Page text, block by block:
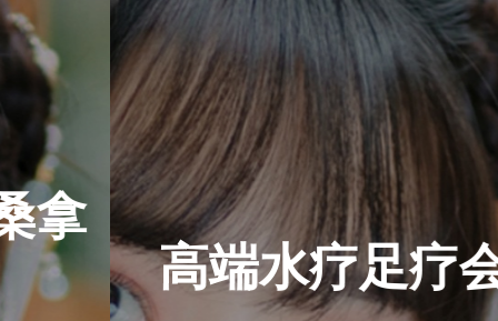
杭州西湖区高端桑拿
养生馆